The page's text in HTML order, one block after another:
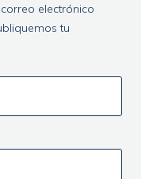
electrónico
tu